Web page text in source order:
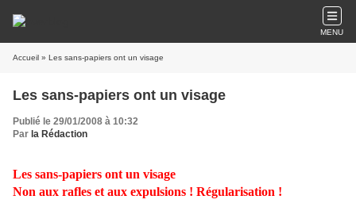
MENU
Accueil » Les sans-papiers ont un visage
Les sans-papiers ont un visage
Publié le 29/01/2008 à 10:32
Par la Rédaction
Les sans-papiers ont un visage
Non aux rafles et aux expulsions ! Régularisation !